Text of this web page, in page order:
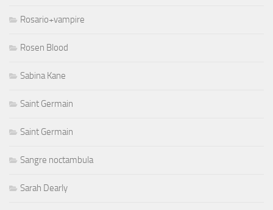
Rosario+vampire
Rosen Blood
Sabina Kane
Saint Germain
Saint Germain
Sangre noctambula
Sarah Dearly